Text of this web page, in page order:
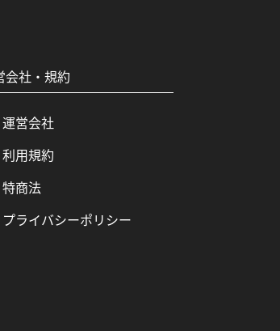
会社・規約
運営会社
利用規約
特商法
プライバシーポリシー